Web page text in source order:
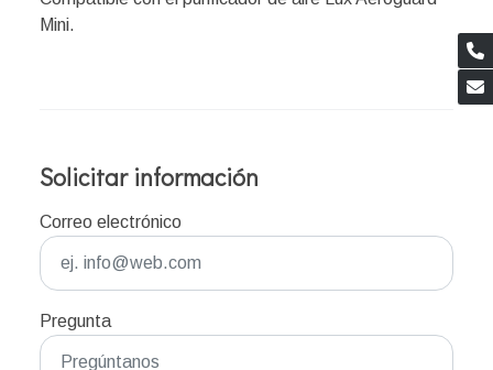
Mini.
Solicitar información
Correo electrónico
Pregunta